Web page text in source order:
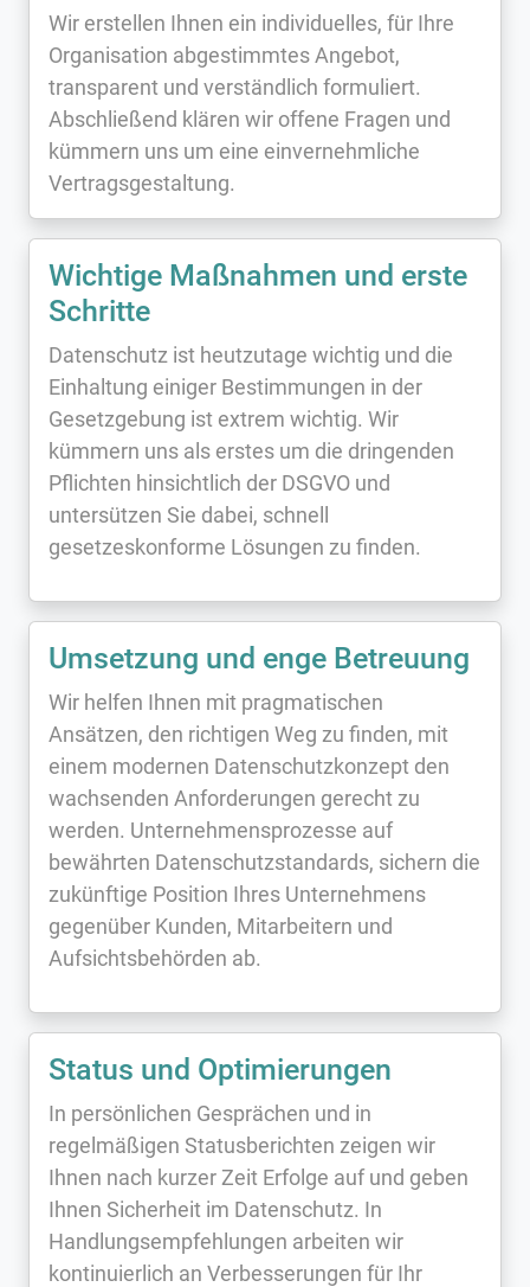
Wir erstellen Ihnen ein individuelles, für Ihre
Organisation abgestimmtes Angebot,
transparent und verständlich formuliert.
Abschließend klären wir offene Fragen und
kümmern uns um eine einvernehmliche
Vertragsgestaltung.
Wichtige Maßnahmen und erste
Schritte
Datenschutz ist heutzutage wichtig und die
Einhaltung einiger Bestimmungen in der
Gesetzgebung ist extrem wichtig. Wir
kümmern uns als erstes um die dringenden
Pflichten hinsichtlich der DSGVO und
untersützen Sie dabei, schnell
gesetzeskonforme Lösungen zu finden.
Umsetzung und enge Betreuung
Wir helfen Ihnen mit pragmatischen
Ansätzen, den richtigen Weg zu finden, mit
einem modernen Datenschutzkonzept den
wachsenden Anforderungen gerecht zu
werden. Unternehmensprozesse auf
bewährten Datenschutzstandards, sichern die
zukünftige Position Ihres Unternehmens
gegenüber Kunden, Mitarbeitern und
Aufsichtsbehörden ab.
Status und Optimierungen
In persönlichen Gesprächen und in
regelmäßigen Statusberichten zeigen wir
Ihnen nach kurzer Zeit Erfolge auf und geben
Ihnen Sicherheit im Datenschutz. In
Handlungsempfehlungen arbeiten wir
kontinuierlich an Verbesserungen für Ihr